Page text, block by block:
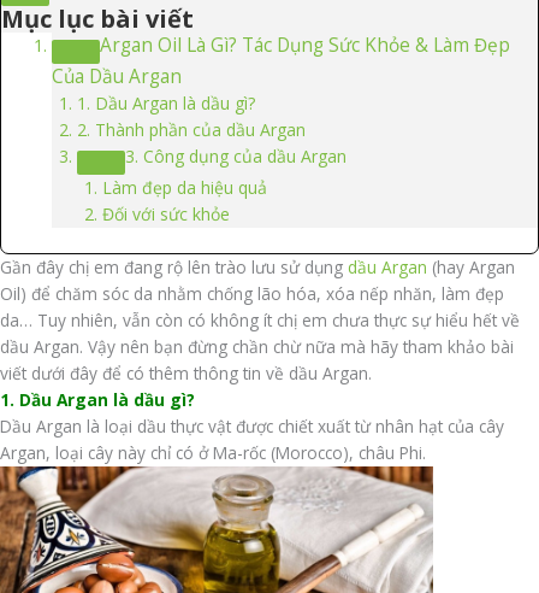
Mục lục bài viết
Argan Oil Là Gì? Tác Dụng Sức Khỏe & Làm Đẹp
Của Dầu Argan
1. Dầu Argan là dầu gì?
2. Thành phần của dầu Argan
3. Công dụng của dầu Argan
Làm đẹp da hiệu quả
Đối với sức khỏe
Gần đây chị em đang rộ lên trào lưu sử dụng dầu Argan (hay Argan
Oil) để chăm sóc da nhằm chống lão hóa, xóa nếp nhăn, làm đẹp
da… Tuy nhiên, vẫn còn có không ít chị em chưa thực sự hiểu hết về
dầu Argan. Vậy nên bạn đừng chần chừ nữa mà hãy tham khảo bài
viết dưới đây để có thêm thông tin về dầu Argan.
1. Dầu Argan là dầu gì?
Dầu Argan là loại dầu thực vật được chiết xuất từ nhân hạt của cây
Argan, loại cây này chỉ có ở Ma-rốc (Morocco), châu Phi.